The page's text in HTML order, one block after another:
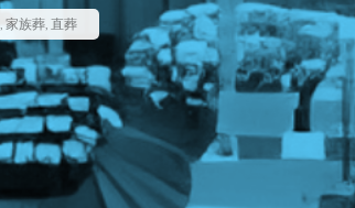
, 家族葬, 直葬